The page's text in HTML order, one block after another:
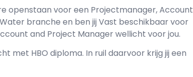
openstaan voor een Projectmanager, Account
branche en ben jij Vast beschikbaar voor
and Project Manager wellicht voor jou.
met HBO diploma. In ruil daarvoor krijg jij een